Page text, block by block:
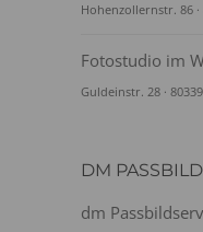
Hohenzollernstr. 86
Fotostudio im
Guldeinstr. 28 ·
DM
dm